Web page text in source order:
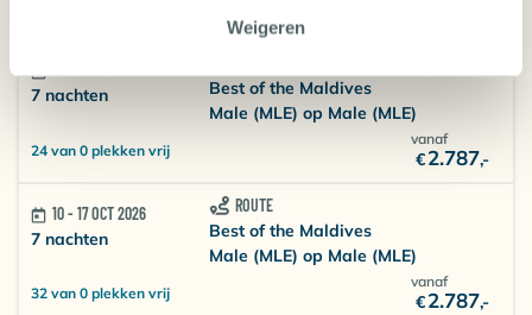
Weigeren
7 nachten
Best of the Maldives
Male (MLE) op Male (MLE)
vanaf
€2.787,-
24 van 0 plekken vrij
10 - 17 OCT 2026
7 nachten
ROUTE
Best of the Maldives
Male (MLE) op Male (MLE)
vanaf
€2.787,-
32 van 0 plekken vrij